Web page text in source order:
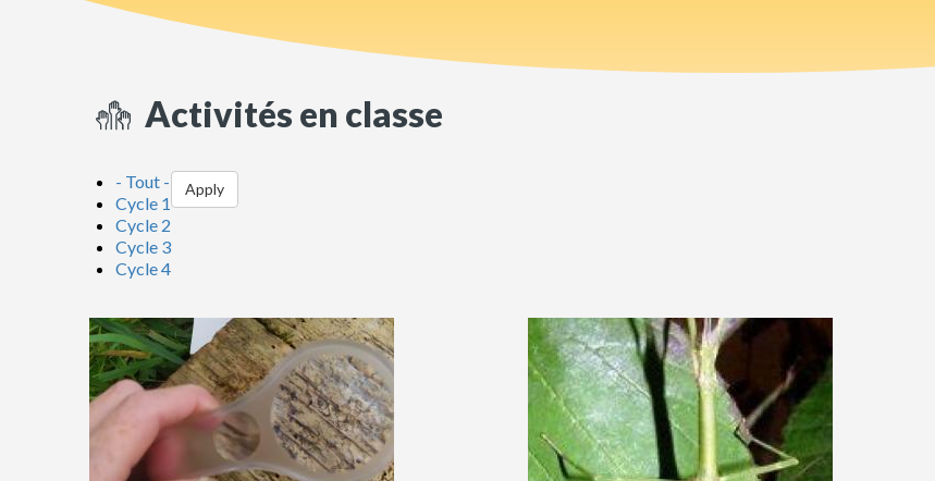
Activités en classe
- Tout -
Cycle 1
Cycle 2
Cycle 3
Cycle 4
Apply